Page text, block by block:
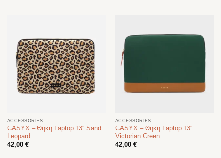
ACCESSORIES
CASYX – Θήκη Laptop 13” Sand
Leopard
42,00 €
ACCESSORIES
CASYX – Θήκη Laptop 13”
Victorian Green
42,00 €